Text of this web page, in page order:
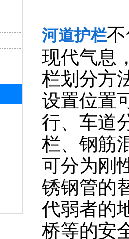
河道护栏
现代气息
栏划分方
设置位置
行、车道
栏、钢筋
可分为刚
锈钢管的
代弱者的
桥等的安